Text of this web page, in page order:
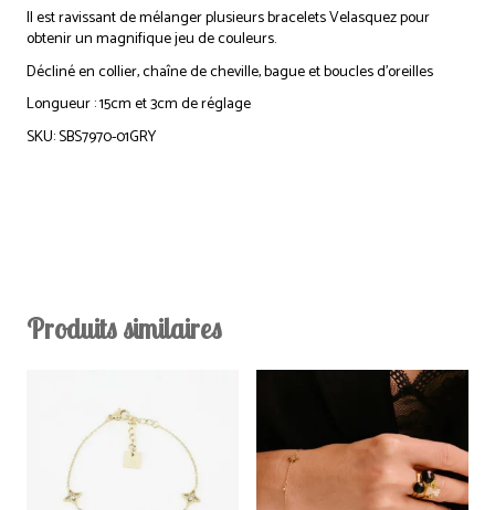
Il est ravissant de mélanger plusieurs bracelets Velasquez pour
obtenir un magnifique jeu de couleurs.
Décliné en collier, chaîne de cheville, bague et boucles d’oreilles
Longueur : 15cm et 3cm de réglage
SKU: SBS7970-01GRY
Produits similaires